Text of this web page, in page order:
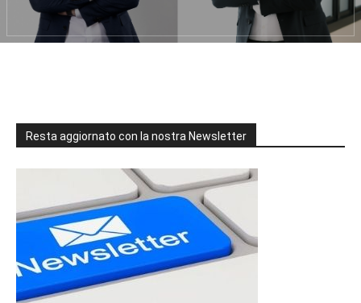
Resta aggiornato con la nostra Newsletter